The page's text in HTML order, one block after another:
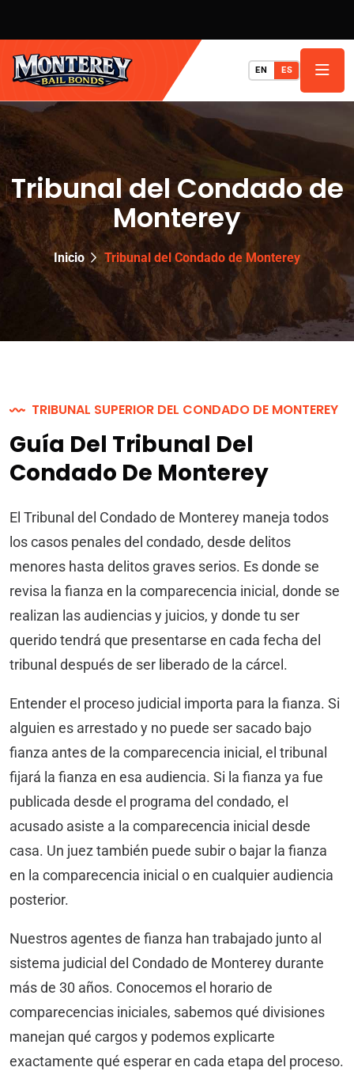
EN ES
Tribunal del Condado de
Monterey
Inicio Tribunal del Condado de Monterey
TRIBUNAL SUPERIOR DEL CONDADO DE MONTEREY
Guía Del Tribunal Del
Condado De Monterey
El Tribunal del Condado de Monterey maneja todos
los casos penales del condado, desde delitos
menores hasta delitos graves serios. Es donde se
revisa la fianza en la comparecencia inicial, donde se
realizan las audiencias y juicios, y donde tu ser
querido tendrá que presentarse en cada fecha del
tribunal después de ser liberado de la cárcel.
Entender el proceso judicial importa para la fianza. Si
alguien es arrestado y no puede ser sacado bajo
fianza antes de la comparecencia inicial, el tribunal
fijará la fianza en esa audiencia. Si la fianza ya fue
publicada desde el programa del condado, el
acusado asiste a la comparecencia inicial desde
casa. Un juez también puede subir o bajar la fianza
en la comparecencia inicial o en cualquier audiencia
posterior.
Nuestros agentes de fianza han trabajado junto al
sistema judicial del Condado de Monterey durante
más de 30 años. Conocemos el horario de
comparecencias iniciales, sabemos qué divisiones
manejan qué cargos y podemos explicarte
exactamente qué esperar en cada etapa del proceso.